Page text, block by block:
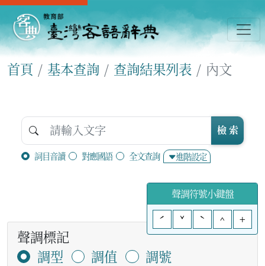
首頁 基本查詢 查詢結果列表 內文
詞目音讀 對應國語 全文查詢 進階設定
檢 索
聲調符號小鍵盤
ˊ
ˇ ˋ ^ +
聲調標記
調型
調值
調號